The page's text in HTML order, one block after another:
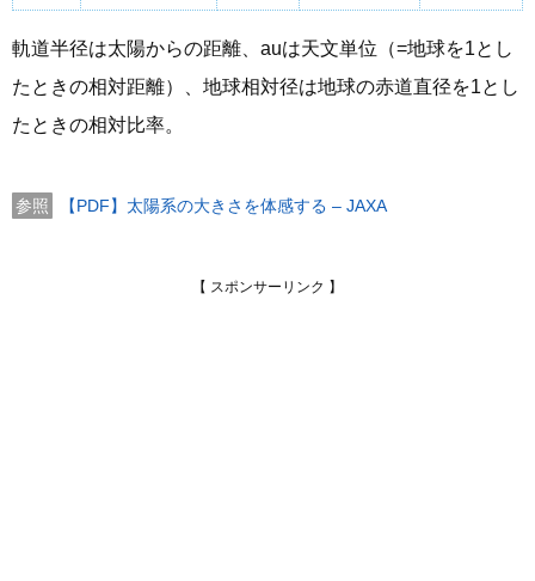
軌道半径は太陽からの距離、auは天文単位（=地球を1とし
たときの相対距離）、地球相対径は地球の赤道直径を1とし
たときの相対比率。
【PDF】太陽系の大きさを体感する – JAXA